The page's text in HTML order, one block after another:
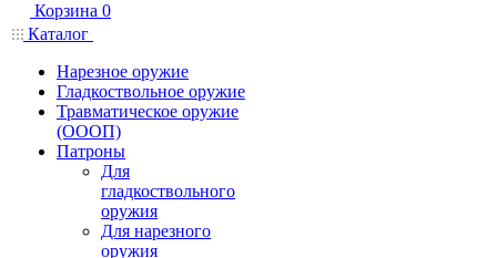
Корзина 0
Каталог
Нарезное оружие
Гладкоствольное оружие
Травматическое оружие
(ОООП)
Патроны
Для
гладкоствольного
оружия
Для нарезного
оружия